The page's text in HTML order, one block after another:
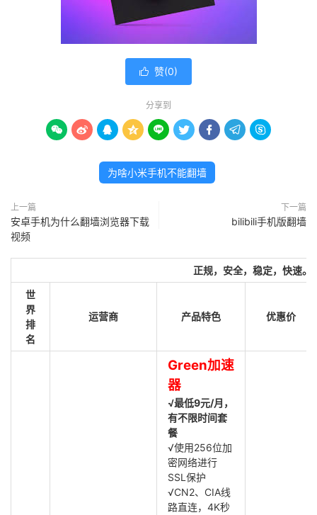
 赞(0)
分享到
        
为啥小米手机不能翻墙
上一篇
安卓手机为什么翻墙浏览器下载
视频
下一篇
bilibili手机版翻墙
正规，安全，稳定，快速。
世
界
排
名
运营商 产品特色 优惠价
Green加速
器
√最低9元/月，
有不限时间套
餐
√使用256位加
密网络进行
SSL保护
√CN2、CIA线
路直连，4K秒